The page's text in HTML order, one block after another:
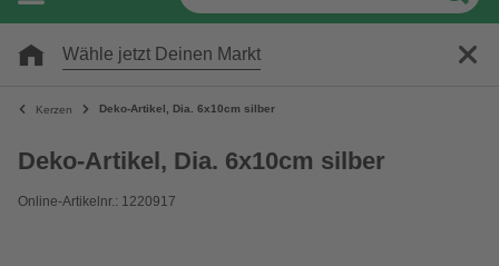
Wähle jetzt Deinen Markt
Kerzen Deko-Artikel, Dia. 6x10cm silber
Deko-Artikel, Dia. 6x10cm silber
Online-Artikelnr.: 1220917